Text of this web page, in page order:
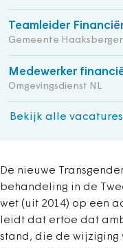
Teamleider
Gemeente
Medewerker
Omgevingsdienst NL
Bekijk alle vacatures
De nieuwe
behandeling in de
wet (uit 2014) op een
leidt dat ertoe dat
stand, die de wijziging